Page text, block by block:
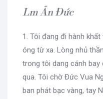
Lm Ân Đức
1. Tôi đang đi hành
óng từ xa. Lòng nhủ
trong tôi dang cánh
qua. Tôi chờ Đức Vua
ban phát bạc vàng, tay